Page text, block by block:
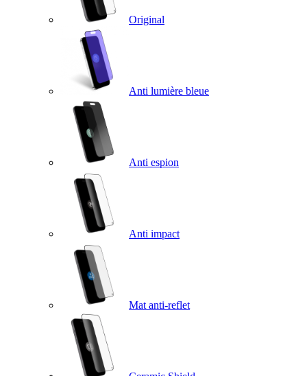
Original
Anti lumière bleue
Anti espion
Anti impact
Mat anti-reflet